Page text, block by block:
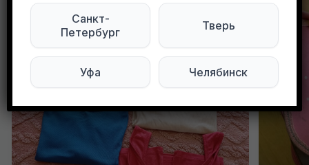
Санкт-
Петербург
Тверь
Уфа Челябинск